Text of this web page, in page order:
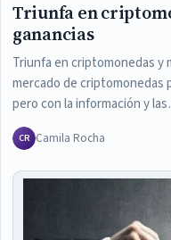
Triunfa en
ganancias
Triunfa en criptomonedas y
mercado de criptomonedas
pero con la información y
CR Camila Rocha